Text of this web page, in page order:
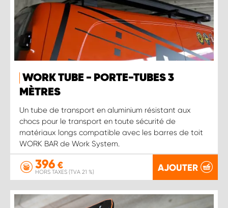
WORK TUBE - PORTE-TUBES 3
MÈTRES
Un tube de transport en aluminium résistant aux
chocs pour le transport en toute sécurité de
matériaux longs compatible avec les barres de toit
WORK BAR de Work System.
396 €
HORS TAXES (TVA 21 %) AJOUTER